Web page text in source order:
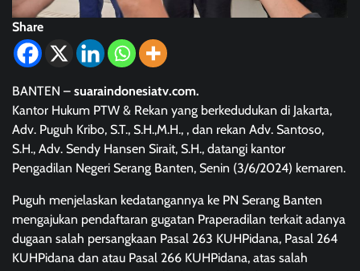
Share
BANTEN – suaraindonesiatv.com.
Kantor Hukum PTW & Rekan yang berkedudukan di Jakarta,
Adv. Puguh Kribo, S.T., S.H.,M.H., , dan rekan Adv. Santoso,
S.H., Adv. Sendy Hansen Sirait, S.H., datangi kantor
Pengadilan Negeri Serang Banten, Senin (3/6/2024) kemaren.
Puguh menjelaskan kedatangannya ke PN Serang Banten
mengajukan pendaftaran gugatan Praperadilan terkait adanya
dugaan salah persangkaan Pasal 263 KUHPidana, Pasal 264
KUHPidana dan atau Pasal 266 KUHPidana, atas salah